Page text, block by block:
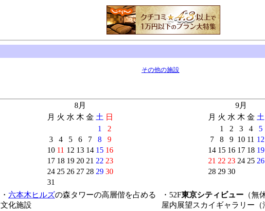
その他の施設
8月
月 火 水 木 金 土 日
1
2
3
4 5 6 7 8
9
10 11 12 13 14 15 16
17 18 19 20 21 22 23
24 25 26 27 28 29 30
31
9月
月 火 水 木 金 土
1
2 3 4 5
7
8 9 10 11 12
14 15 16 17 18 19
21 22 23 24 25 26
28 29 30
・ 六本木ヒルズの森タワーの高層偕を占める
文化施設
・52F東京シティビュー （無
屋内展望スカイギャラリー（